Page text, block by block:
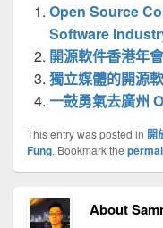
Open Source
Software
開源軟件香港年
獨立媒體的開源
一鼓勇氣去廣州
This entry was posted in 開
Fung. Bookmark the
About